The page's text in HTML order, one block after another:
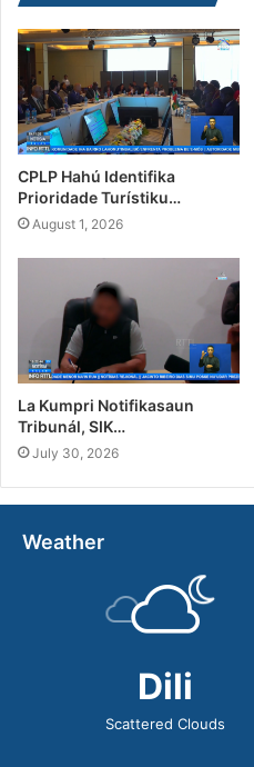
CPLP Hahú Identifika
Prioridade Turístiku…
August 1, 2026
La Kumpri Notifikasaun
Tribunál, SIK…
July 30, 2026
Weather
Dili
Scattered Clouds